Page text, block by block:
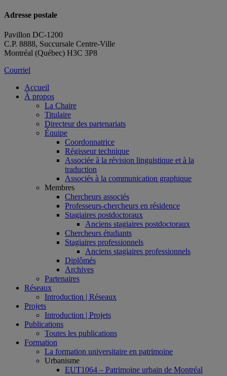
Adresse postale
Pavillon DC-1200
C.P. 8888, Succursale Centre-Ville
Montréal (Québec) H3C 3P8
Courriel
Accueil
À propos
La Chaire
Titulaire
Directeur des partenariats
Équipe
Coordonnatrice
Régisseur technique
Associée à la révision linguistique et à la
traduction
Associés à la communication graphique
Membres
Chercheurs associés
Professeurs-chercheurs en résidence
Stagiaires postdoctoraux
Anciens stagiaires postdoctoraux
Chercheurs étudiants
Stagiaires professionnels
Anciens stagiaires professionnels
Diplômés
Archives
Partenaires
Réseaux
Introduction | Réseaux
Projets
Introduction | Projets
Publications
Toutes les publications
Formation
La formation universitaire en patrimoine
Urbanisme
EUT1064 – Patrimoine urbain de Montréal